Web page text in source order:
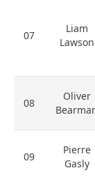
07
Liam
Lawson
08
Oliver
09
Pierre
Gasly